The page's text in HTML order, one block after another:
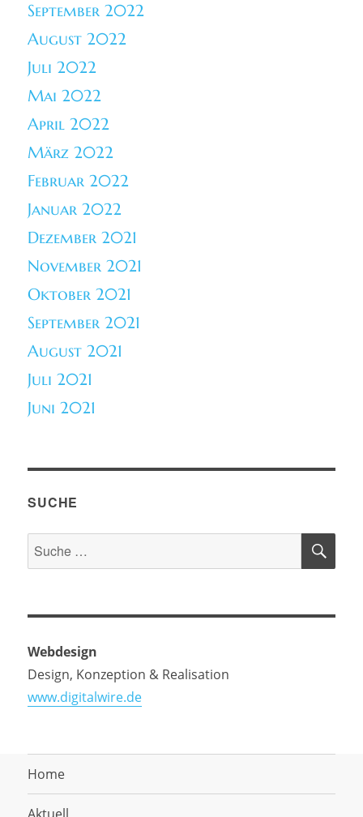
September 2022
August 2022
Juli 2022
Mai 2022
April 2022
März 2022
Februar 2022
Januar 2022
Dezember 2021
November 2021
Oktober 2021
September 2021
August 2021
Juli 2021
Juni 2021
SUCHE
Suche
nach:
Webdesign
Design, Konzeption & Realisation
www.digitalwire.de
Home
Aktuell